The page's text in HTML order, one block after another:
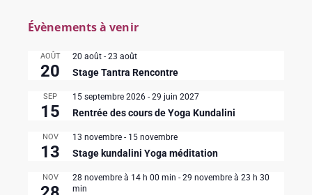
Évènements à venir
AOÛT
20
20 août - 23 août
Stage Tantra Rencontre
SEP
15
15 septembre 2026 - 29 juin 2027
Rentrée des cours de Yoga Kundalini
NOV
13
13 novembre - 15 novembre
Stage kundalini Yoga méditation
NOV 28 novembre à 14 h 00 min - 29 novembre à 23 h 30
min